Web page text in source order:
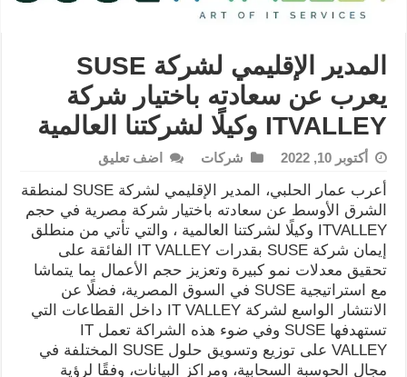
المدير الإقليمي لشركة SUSE
يعرب عن سعادته باختيار شركة
ITVALLEY وكيلًا لشركتنا العالمية
أكتوبر 10, 2022 شركات اضف تعليق
أعرب عمار الحلبي، المدير الإقليمي لشركة SUSE لمنطقة
الشرق الأوسط عن سعادته باختيار شركة مصرية في حجم
ITVALLEY وكيلًا لشركتنا العالمية ، والتي تأتي من منطلق
إيمان شركة SUSE بقدرات IT VALLEY الفائقة على
تحقيق معدلات نمو كبيرة وتعزيز حجم الأعمال بما يتماشا
مع استراتيجية SUSE في السوق المصرية، فضلًا عن
الانتشار الواسع لشركة IT VALLEY داخل القطاعات التي
تستهدفها SUSE وفي ضوء هذه الشراكة تعمل IT
VALLEY على توزيع وتسويق حلول SUSE المختلفة في
مجال الحوسبة السحابية، ومراكز البيانات، وفقًا لرؤية